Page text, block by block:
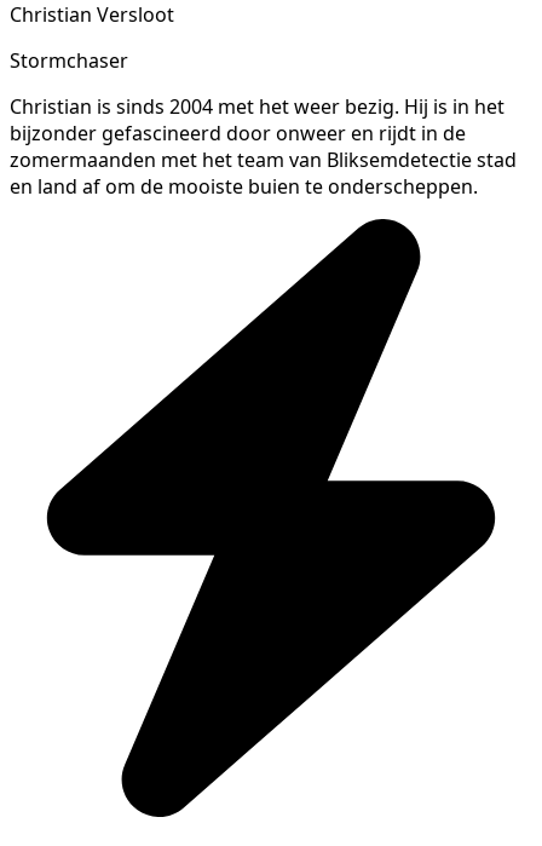
Christian Versloot
Stormchaser
Christian is sinds 2004 met het weer bezig. Hij is in het
bijzonder gefascineerd door onweer en rijdt in de
zomermaanden met het team van Bliksemdetectie stad
en land af om de mooiste buien te onderscheppen.